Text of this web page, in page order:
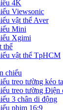
4K
Viewsonic
vật thể Aver
Mini
Xgimi
thể
vật thể TpHCM
chiếu
treo tường kéo
treo tường Điện
3 chân di động
phim 16:9